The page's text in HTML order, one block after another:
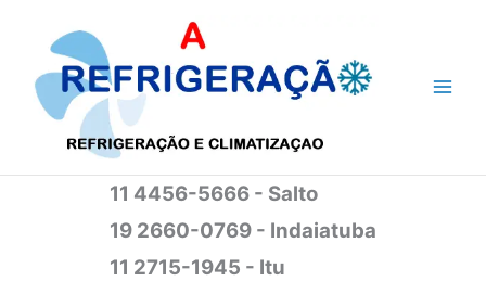
conteúdo
11 4456-5666 - Salto
19 2660-0769 - Indaiatuba
11 2715-1945 - Itu